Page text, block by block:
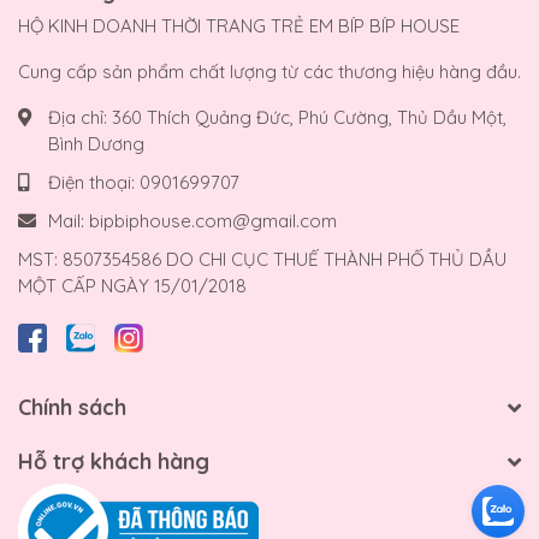
HỘ KINH DOANH THỜI TRANG TRẺ EM BÍP BÍP HOUSE
Cung cấp sản phẩm chất lượng từ các thương hiệu hàng đầu.
Địa chỉ: 360 Thích Quảng Đức, Phú Cường, Thủ Dầu Một,
Bình Dương
Điện thoại: 0901699707
Mail: bipbiphouse.com@gmail.com
MST: 8507354586 DO CHI CỤC THUẾ THÀNH PHỐ THỦ DẦU
MỘT CẤP NGÀY 15/01/2018
Chính sách
Hỗ trợ khách hàng